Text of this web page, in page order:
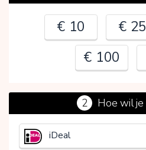
€ 10 € 25
€ 100
€
2 Hoe wil je
iDeal